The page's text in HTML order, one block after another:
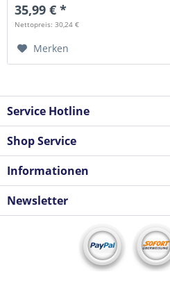
35,99 € *
Nettopreis: 30,24 €
Merken
Service Hotline
Shop Service
Informationen
Newsletter